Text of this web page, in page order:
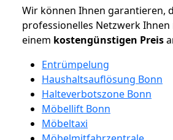
Wir können Ihnen garantieren,
professionelles Netzwerk Ihnen
einem kostengünstigen Preis
Entrümpelung
Haushaltsauflösung Bonn
Halteverbotszone Bonn
Möbellift Bonn
Möbeltaxi